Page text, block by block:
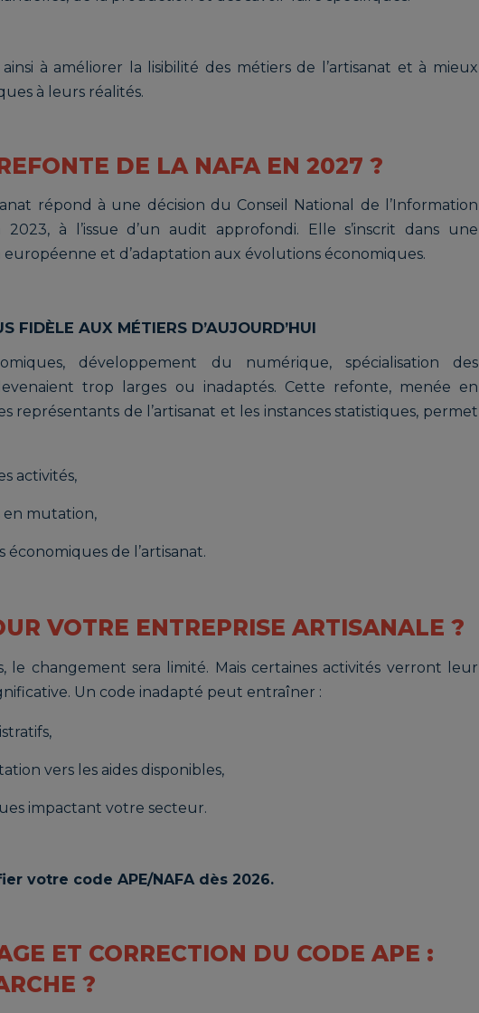
à améliorer la lisibilité des métiers de l’artisanat et à mieux
à leurs réalités.
DE LA NAFA EN 2027 ?
répond à une décision du Conseil National de l’Information
à l’issue d’un audit approfondi. Elle s’inscrit dans une
européenne et d’adaptation aux évolutions économiques.
FIDÈLE AUX MÉTIERS D’AUJOURD’HUI
développement du numérique, spécialisation des
trop larges ou inadaptés. Cette refonte, menée en
représentants de l’artisanat et les instances statistiques, permet
activités,
en mutation,
économiques de l’artisanat.
VOTRE ENTREPRISE ARTISANALE ?
le changement sera limité. Mais certaines activités verront leur
Un code inadapté peut entraîner :
vers les aides disponibles,
impactant votre secteur.
votre code APE/NAFA dès 2026.
ET CORRECTION DU CODE APE :
?